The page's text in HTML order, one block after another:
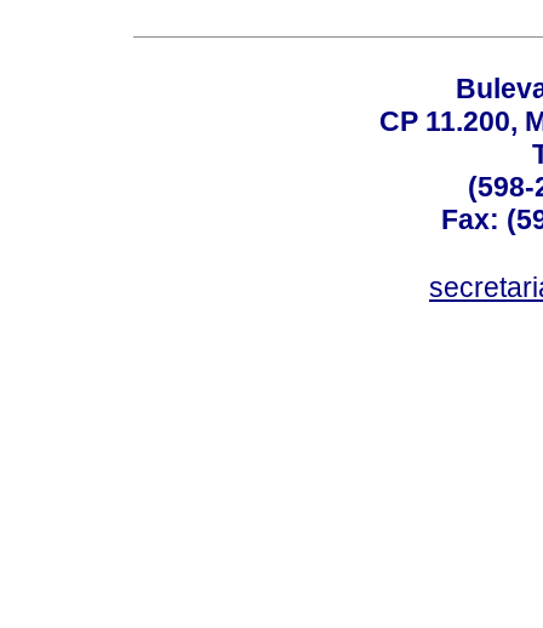
CP 11.200,
(598-
Fax: